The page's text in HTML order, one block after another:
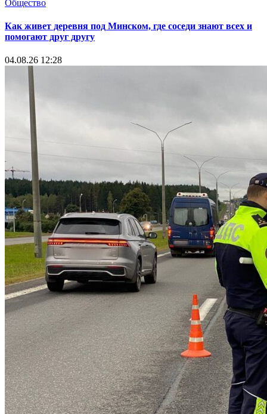
Общество
Как живет деревня под Минском, где соседи знают всех и
помогают друг другу
04.08.26 12:28